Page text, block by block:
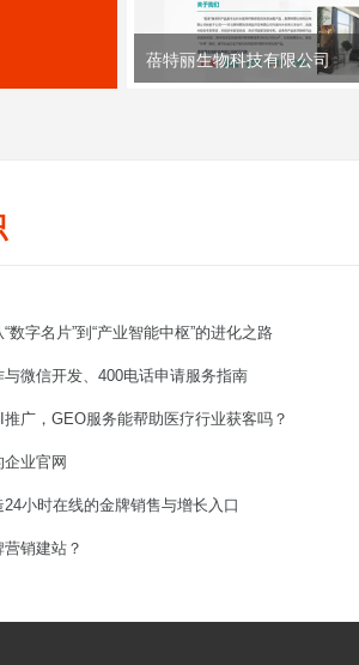
蓓特丽生物科技有限公司
数字名片”到“产业智能中枢”的进化之路
微信开发、400电话申请服务指南
广，GEO服务能帮助医疗行业获客吗？
业官网
小时在线的金牌销售与增长入口
销建站？